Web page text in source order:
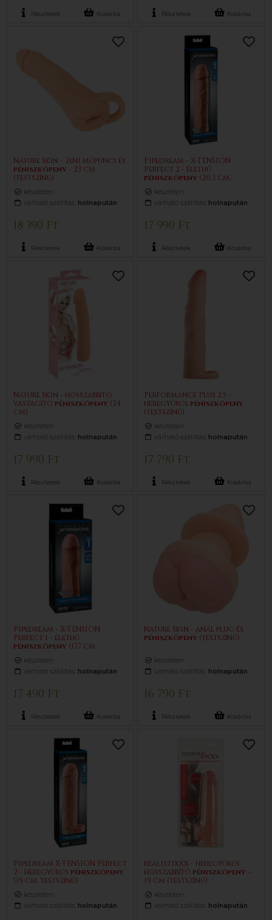
Részletek Kosárba Részletek Kosárba
Nature Skin - 2in1 műpunci és
péniszköpeny - 23 cm
(testszínű)
készleten
várható szállítás: holnapután
18 390 Ft
Részletek Kosárba
Pipedream - X-TENSION
Perfect 2 - élethű
péniszköpeny (20,3 cm,
testszínű)
készleten
várható szállítás: holnapután
17 990 Ft
Részletek Kosárba
Nature Skin - hosszabbító,
vastagító péniszköpeny (24
cm)
készleten
várható szállítás: holnapután
17 990 Ft
Részletek Kosárba
Performance Plus 2,5 -
heregyűrűs péniszköpeny
(testszínű)
készleten
várható szállítás: holnapután
17 790 Ft
Részletek Kosárba
Pipedream - X-TENSION
Perfect 1 - élethű
péniszköpeny (17,7 cm,
testszínű)
készleten
várható szállítás: holnapután
17 490 Ft
Részletek Kosárba
Nature Skin - anál plug és
péniszköpeny (testszínű)
készleten
várható szállítás: holnapután
16 790 Ft
Részletek Kosárba
Pipedream X-TENSION Perfect
2 - heregyűrűs péniszköpeny
(19 cm, testszínű)
készleten
várható szállítás: holnapután
realistixxx - heregyűrűs
hosszabbító péniszköpeny -
19 cm (testszínű)
készleten
várható szállítás: holnapután